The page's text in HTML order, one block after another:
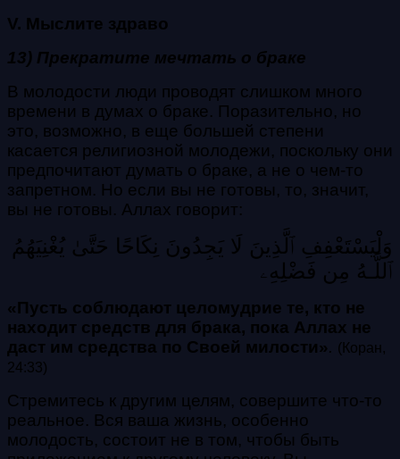
V. Мыслите здраво
13) Прекратите мечтать о браке
В молодости люди проводят слишком много
времени в думах о браке. Поразительно, но
это, возможно, в еще большей степени
касается религиозной молодежи, поскольку они
предпочитают думать о браке, а не о чем-то
запретном. Но если вы не готовы, то, значит,
вы не готовы. Аллах говорит:
وَلْيَسْتَعْفِفِ ٱلَّذِينَ لَا يَجِدُونَ نِكَاحًا حَتَّىٰ يُغْنِيَهُمُ
ٱللَّـهُ مِن فَضْلِهِۦ
«Пусть соблюдают целомудрие те, кто не
находит средств для брака, пока Аллах не
даст им средства по Своей милости». (Коран,
24:33)
Стремитесь к другим целям, совершите что-то
реальное. Вся ваша жизнь, особенно
молодость, состоит не в том, чтобы быть